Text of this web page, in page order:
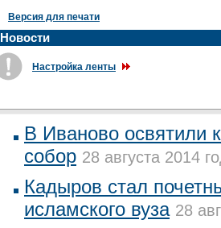
Версия для печати
Новости
Настройка ленты
В Иваново освятили
собор 28 августа 2014
Кадыров стал
исламского вуза 28